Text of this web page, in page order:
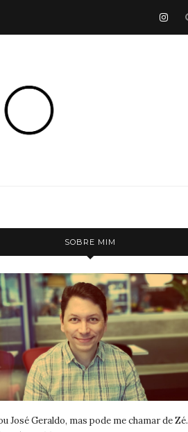
SOBRE MIM
José Geraldo, mas pode me chamar de Zé.